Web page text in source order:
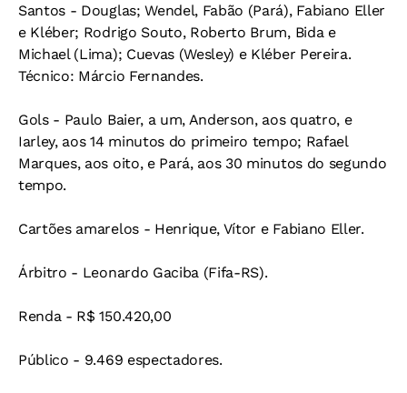
Santos - Douglas; Wendel, Fabão (Pará), Fabiano Eller
e Kléber; Rodrigo Souto, Roberto Brum, Bida e
Michael (Lima); Cuevas (Wesley) e Kléber Pereira.
Técnico: Márcio Fernandes.
Gols - Paulo Baier, a um, Anderson, aos quatro, e
Iarley, aos 14 minutos do primeiro tempo; Rafael
Marques, aos oito, e Pará, aos 30 minutos do segundo
tempo.
Cartões amarelos - Henrique, Vítor e Fabiano Eller.
Árbitro - Leonardo Gaciba (Fifa-RS).
Renda - R$ 150.420,00
Público - 9.469 espectadores.